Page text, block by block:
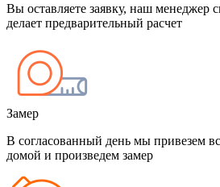
Вы оставляете заявку, наш менеджер
делает предварительный расчет
Замер
В согласованный день мы привезем
домой и произведем замер